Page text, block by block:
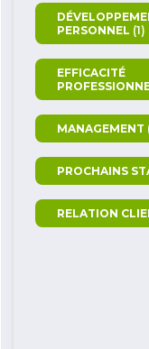
PERSONNEL (1)
EFFICACITÉ
MANAGEMENT
PROCHAINS
RELATION